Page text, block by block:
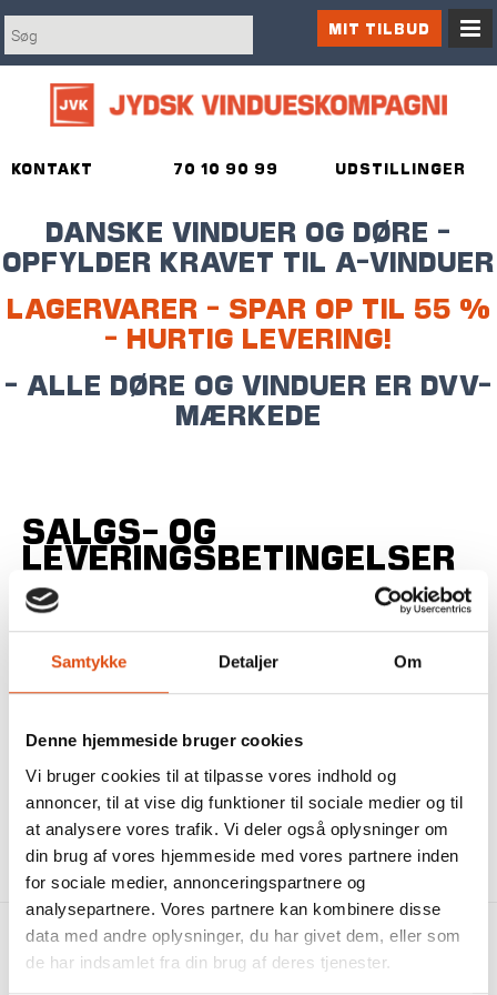
Samtykke Detaljer Om
Denne hjemmeside bruger cookies
Vi bruger cookies til at tilpasse vores indhold og
annoncer, til at vise dig funktioner til sociale medier og til
at analysere vores trafik. Vi deler også oplysninger om
din brug af vores hjemmeside med vores partnere inden
for sociale medier, annonceringspartnere og
analysepartnere. Vores partnere kan kombinere disse
data med andre oplysninger, du har givet dem, eller som
de har indsamlet fra din brug af deres tjenester.
KONTAKT UDSTILLINGER
70 10 90 99
DANSKE VINDUER OG DØRE -
OPFYLDER KRAVET TIL A-VINDUER
LAGERVARER - SPAR OP TIL 55 %
- HURTIG LEVERING!
- ALLE DØRE OG VINDUER ER DVV-
MÆRKEDE
MIT TILBUD
SALGS- OG
LEVERINGSBETINGELSER
Se vores gældende salgs- og leveringsbetingelserher
Jydsk Vindueskompagni